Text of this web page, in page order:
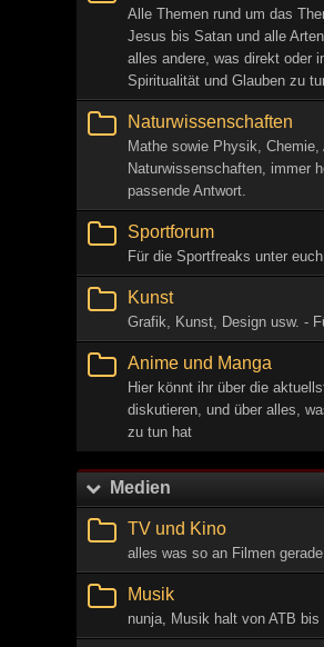
Alle Themen rund um das
Jesus bis Satan und alle
alles andere, was direkt oder
Spiritualität und Glauben zu
Naturwissenschaften
Mathe sowie Physik,
Naturwissenschaften, immer
passende Antwort.
Sportforum
Für die Sportfreaks unter
Kunst
Grafik, Kunst, Design usw. -
Anime und Manga
Hier könnt ihr über die
diskutieren, und über alles,
zu tun hat
Medien
TV und Kino
alles was so an Filmen
Musik
nunja, Musik halt von ATB bis